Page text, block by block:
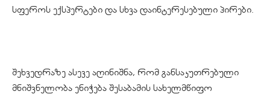
სფეროს ექსპერტები და სხვა დაინტერესებული პირები.
შეხვედრაზე ასევე აღინიშნა, რომ განსაკუთრებული
მნიშვნელობა ენიჭება შესაბამის სახელმწიფო